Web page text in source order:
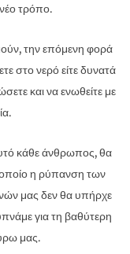
τρόπο.
την επόμενη φορά
στο νερό είτε δυνατά
και να ενωθείτε με
κάθε άνθρωπος, θα
η ρύπανση των
μας δεν θα υπήρχε
για τη βαθύτερη
μας.